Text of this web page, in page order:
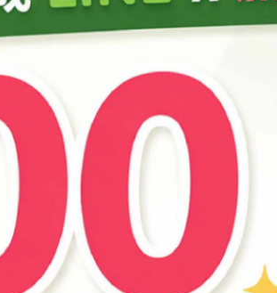
商品介紹